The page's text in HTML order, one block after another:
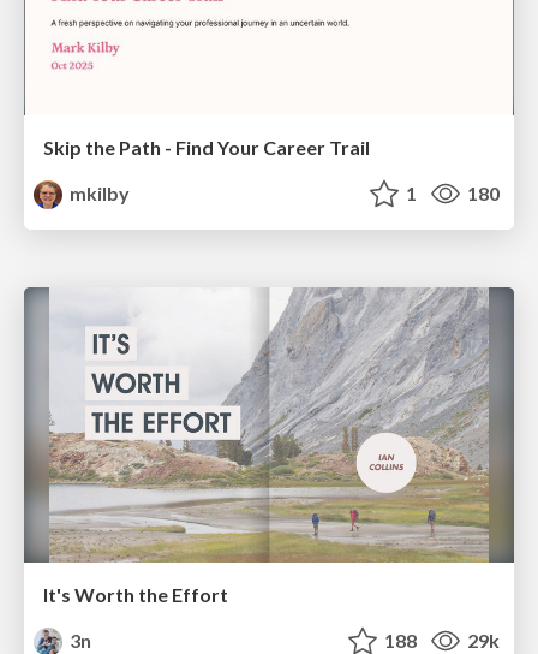
Skip the Path - Find Your Career Trail
mkilby
1 180
It's Worth the Effort
3n
188 29k